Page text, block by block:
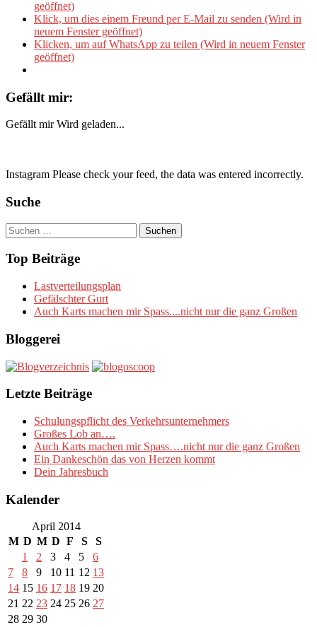
geöffnet)
Klick, um dies einem Freund per E-Mail zu senden (Wird in
neuem Fenster geöffnet)
Klicken, um auf WhatsApp zu teilen (Wird in neuem Fenster
geöffnet)
Gefällt mir:
Gefällt mir Wird geladen...
Instagram Please check your feed, the data was entered incorrectly.
Suche
Suchen
nach:
Top Beiträge
Lastverteilungsplan
Gefälschter Gurt
Auch Karts machen mir Spass....nicht nur die ganz Großen
Bloggerei
Letzte Beiträge
Schulungspflicht des Verkehrsunternehmers
Großes Lob an….
Auch Karts machen mir Spass….nicht nur die ganz Großen
Ein Dankeschön das von Herzen kommt
Dein Jahresbuch
Kalender
April 2014
M D M D F S
S
1
2 3 4 5
6
7
8 9 10 11 12 13
14 15 16 17 18 19 20
21 22 23 24 25 26 27
28 29 30